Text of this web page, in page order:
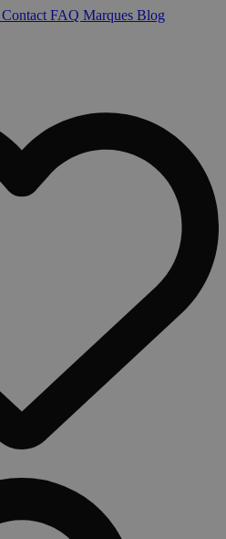
Contact FAQ Marques Blog